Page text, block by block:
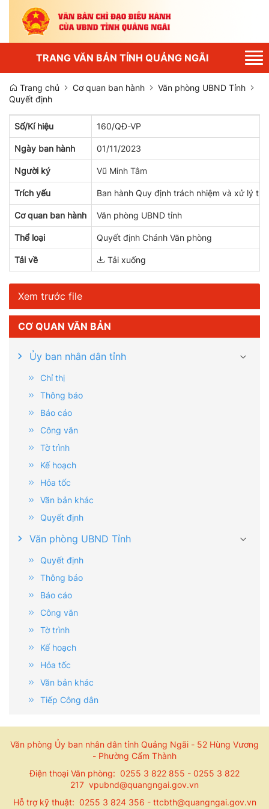
TRANG VĂN BẢN TỈNH QUẢNG NGÃI
CƠ QUAN VĂN BẢN
Ủy ban nhân dân tỉnh
Chỉ thị
Thông báo
Báo cáo
Công văn
Tờ trình
Kế hoạch
Hỏa tốc
Văn bản khác
Quyết định
Văn phòng UBND Tỉnh
Quyết định
Thông báo
Báo cáo
Công văn
Tờ trình
Kế hoạch
Hỏa tốc
Văn bản khác
Tiếp Công dân
Trang chủ Cơ quan ban hành
Văn phòng UBND Tỉnh
Quyết định
Số/Kí hiệu 160/QĐ-VP
Ngày ban hành 01/11/2023
Người ký Vũ Minh Tâm
Trích yếu Ban hành Quy định trách nhiệm và xử lý
Cơ quan ban hành Văn phòng UBND tỉnh
Thể loại Quyết định Chánh Văn phòng
Tải về Tải xuống
Xem trước file
Văn phòng Ủy ban nhân dân tỉnh Quảng Ngãi - 52 Hùng Vương
- Phường Cẩm Thành
Điện thoại Văn phòng: 0255 3 822 855 - 0255 3 822
217 vpubnd@quangngai.gov.vn
Hỗ trợ kỹ thuật: 0255 3 824 356 - ttcbth@quangngai.gov.vn